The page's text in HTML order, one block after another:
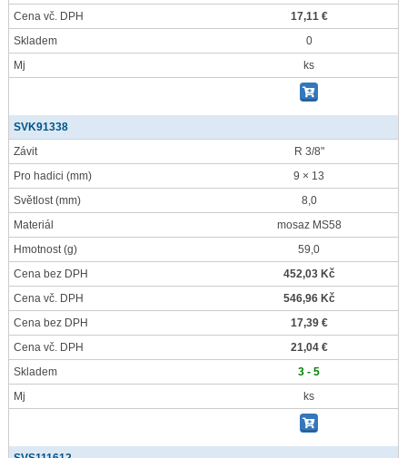
Cena vč. DPH
17,11 €
Skladem
0
Mj
ks
SVK91338
Závit
R 3/8"
Pro hadici (mm)
9 × 13
Světlost(mm)
8,0
Materiál
mosaz MS58
Hmotnost(g)
59,0
Cena bez DPH
452,03 Kč
Cena vč. DPH
546,96 Kč
Cena bez DPH
17,39 €
Cena vč. DPH
21,04 €
Skladem
3 - 5
Mj
ks